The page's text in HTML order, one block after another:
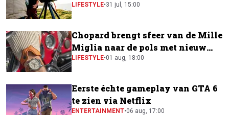
LIFESTYLE•31 jul, 15:00
Chopard brengt sfeer van de Mille
Miglia naar de pols met nieuw
horloge
LIFESTYLE•01 aug, 18:00
Eerste échte gameplay van GTA 6
te zien via Netflix
ENTERTAINMENT•06 aug, 17:00